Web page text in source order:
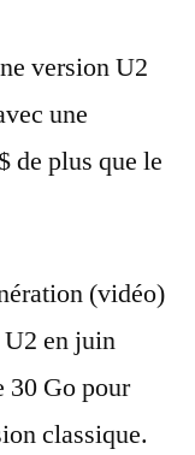
version U2
une
de plus que le
(vidéo)
U2 en juin
30 Go pour
classique.